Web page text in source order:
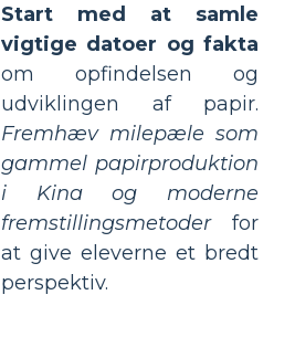
Start med at samle
vigtige datoer og fakta
om opfindelsen og
udviklingen af papir.
Fremhæv milepæle som
gammel papirproduktion
i Kina og moderne
fremstillingsmetoderfor
at give eleverne et bredt
perspektiv.